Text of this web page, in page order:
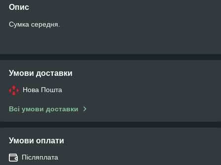
Опис
Сумка середня.
Умови доставки
Нова Пошта
Всі умови доставки
Умови оплати
Післяплата